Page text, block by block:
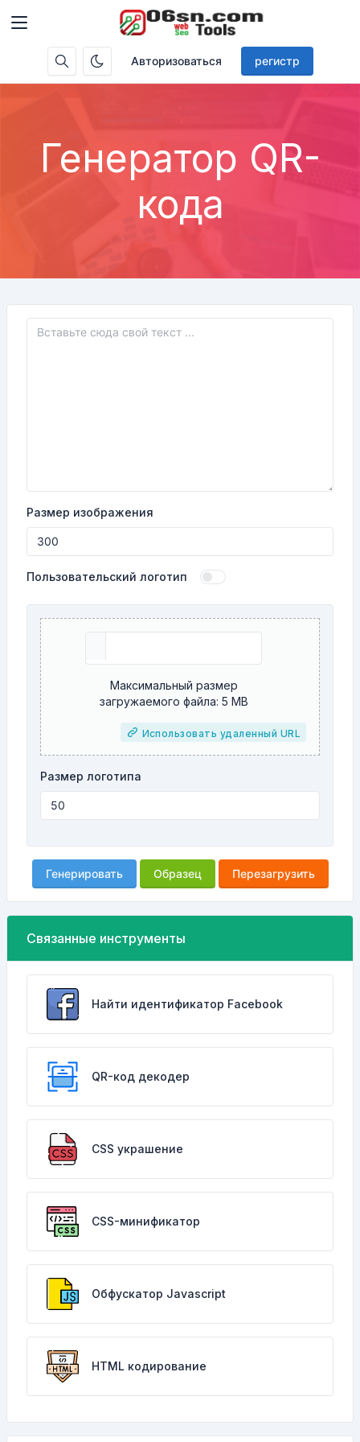
Авторизоваться регистр
Генератор QR-
кода
Размер изображения
Пользовательский логотип
Максимальный размер
загружаемого файла: 5 MB
Использовать удаленный URL
Размер логотипа
Генерировать Образец Перезагрузить
Связанные инструменты
Найти идентификатор Facebook
QR-код декодер
CSS украшение
CSS-минификатор
Обфускатор Javascript
HTML кодирование